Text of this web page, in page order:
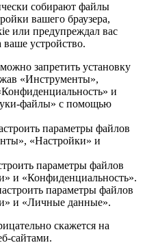
собирают файлы
вашего браузера,
или предупреждал вас
устройство.
запретить установку
«Инструменты»,
и
файлы» с помощью
параметры файлов
«Настройки» и
параметры файлов
и «Конфиденциальность».
параметры файлов
и «Личные данные».
скажется на
сайтами.